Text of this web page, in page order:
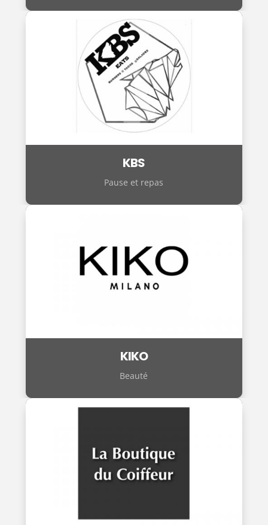
KBS
Pause et repas
KIKO
Beauté